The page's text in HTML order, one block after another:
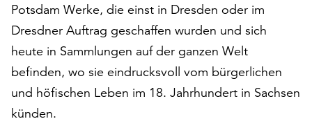
Möchten
Sie
die
verwendeten
Cookies
anpassen,
erreichen
Potsdam Werke, die einst in Dresden oder im
Dresdner Auftrag geschaffen wurden und sich
heute in Sammlungen auf der ganzen Welt
befinden, wo sie eindrucksvoll vom bürgerlichen
und höfischen Leben im 18. Jahrhundert in Sachsen
künden.